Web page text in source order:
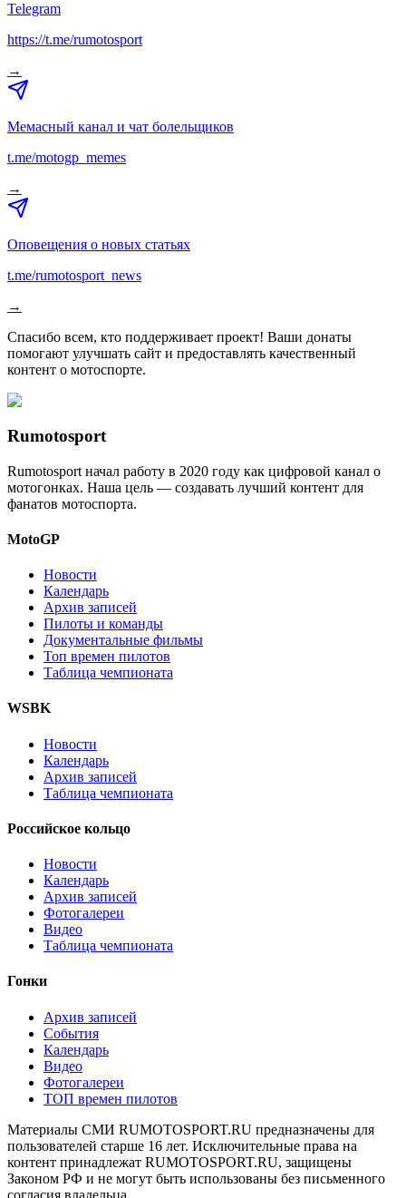
Telegram
https://t.me/rumotosport
→
Мемасный канал и чат болельщиков
t.me/motogp_memes
→
Оповещения о новых статьях
t.me/rumotosport_news
→
Спасибо всем, кто поддерживает проект! Ваши донаты
помогают улучшать сайт и предоставлять качественный
контент о мотоспорте.
Rumotosport
Rumotosport начал работу в 2020 году как цифровой канал о
мотогонках. Наша цель — создавать лучший контент для
фанатов мотоспорта.
MotoGP
Новости
Календарь
Архив записей
Пилоты и команды
Документальные фильмы
Топ времен пилотов
Таблица чемпионата
WSBK
Новости
Календарь
Архив записей
Таблица чемпионата
Российское кольцо
Новости
Календарь
Архив записей
Фотогалереи
Видео
Таблица чемпионата
Гонки
Архив записей
События
Календарь
Видео
Фотогалереи
ТОП времен пилотов
Материалы СМИ RUMOTOSPORT.RU предназначены для
пользователей старше 16 лет. Исключительные права на
контент принадлежат RUMOTOSPORT.RU, защищены
Законом РФ и не могут быть использованы без письменного
согласия владельца.